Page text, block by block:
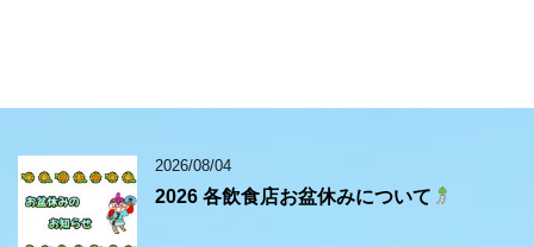
2026/08/04
2026 各飲食店お盆休みについて